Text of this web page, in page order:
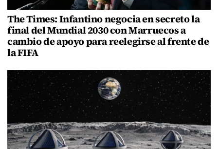
The Times: Infantino negocia en secreto la
final del Mundial 2030 con Marruecos a
cambio de apoyo para reelegirse al frente de
la FIFA